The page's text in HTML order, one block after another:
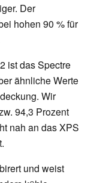
Der
hohen 90 % für
ist das Spectre
ähnliche Werte
Wir
94,3 Prozent
nah an das XPS
und weist